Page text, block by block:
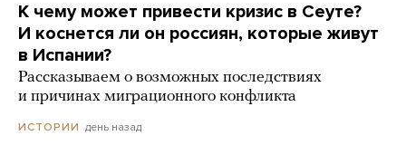
К чему может привести кризис в Сеуте?
И коснется ли он россиян, которые живут
в Испании?
Рассказываем о возможных последствиях
и причинах миграционного конфликта
ИСТОРИИ день назад